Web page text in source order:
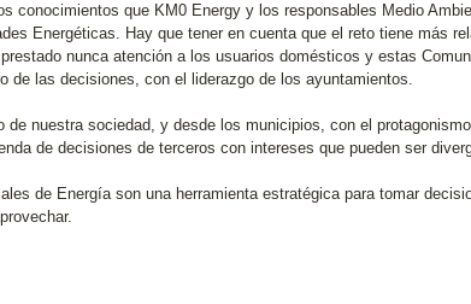
conocimientos que KM0 Energy y los responsables Medio
Energéticas. Hay que tener en cuenta que el reto tiene más
nunca atención a los usuarios domésticos y estas
de las decisiones, con el liderazgo de los ayuntamientos.
de nuestra sociedad, y desde los municipios, con el
de decisiones de terceros con intereses que pueden ser
de Energía son una herramienta estratégica para tomar